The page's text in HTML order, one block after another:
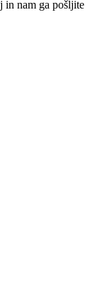
in nam ga pošljite